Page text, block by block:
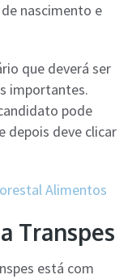
nascimento e
que deverá ser
importantes.
pode
depois deve clicar
Alimentos
Transpes
está com